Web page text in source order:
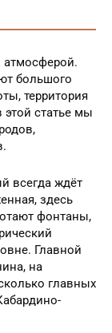
атмосферой.
большого
территория
статье мы
всегда ждёт
здесь
фонтаны,
Главной
на
главных